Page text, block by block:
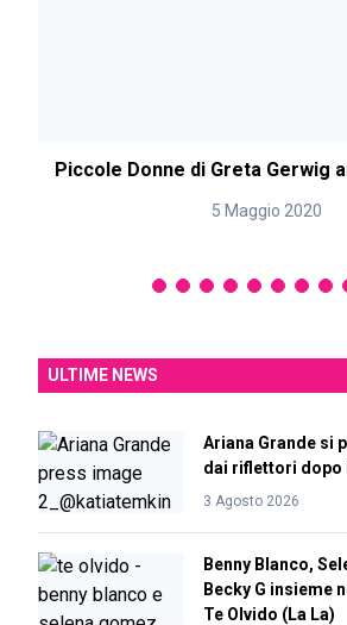
Piccole Donne di Greta Gerwig
5 Maggio 2020
ULTIME NEWS
Ariana Grande si
dai riflettori dopo
3 Agosto 2026
Benny Blanco,
Becky G insieme
Te Olvido (La La)